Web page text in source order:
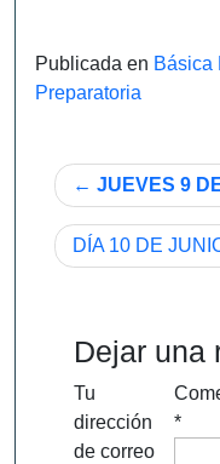
Publicada en Básica
Preparatoria
Navegación
de
entradas
JUEVES 9
DÍA 10 DE
Dejar una
Tu
dirección
de correo
*